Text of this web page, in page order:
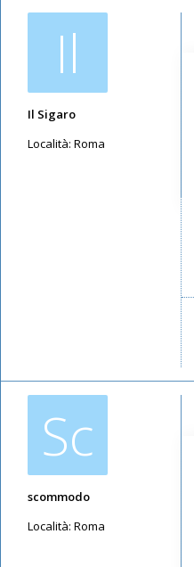
Il
Il Sigaro
Località: Roma
Sc
scommodo
Località: Roma